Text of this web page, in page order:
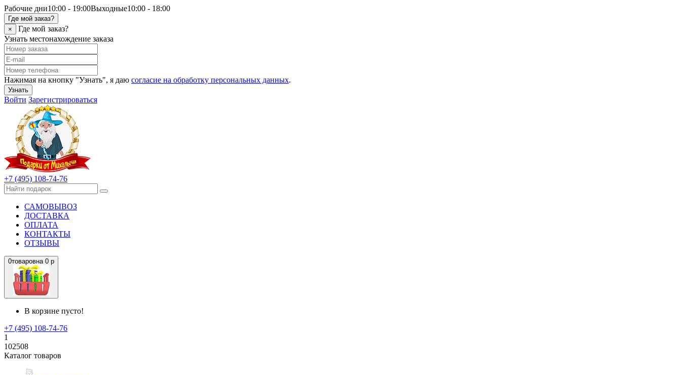
Рабочие дни10:00 - 19:00Выходные10:00 - 18:00
Где мой заказ?
×
Где мой заказ?
Узнать местонахождение заказа
Нажимая на кнопку "Узнать", я даю согласие на обработку персональных данных.
Узнать
Войти Зарегистрироваться
+7 (495) 108-74-76
САМОВЫВОЗ
ДОСТАВКА
ОПЛАТА
КОНТАКТЫ
ОТЗЫВЫ
0товаровна 0 р
В корзине пусто!
+7 (495) 108-74-76
1
102508
Каталог товаров